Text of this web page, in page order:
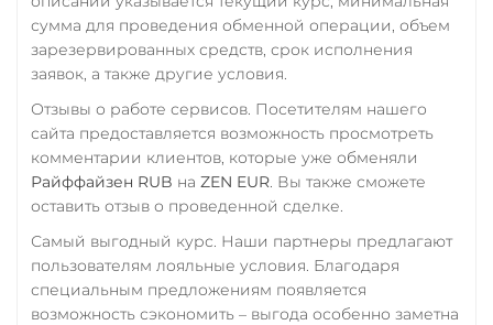
Tron (TRX)
TrueUSD (TUSD)
ERC20
Uniswap (UNI)
ERC20
ERC20 BEP20
AVAX
SOL
CRONOS
ARB
OP
РНКБ RUB
Россельхоз банк RUB
Русский Стандарт RUB
Сбербанк
RUB
СБП RUB
Счет ИП/ООО
EUR CNY
сумма для проведения обменной операции, объем
зарезервированных средств, срок исполнения
заявок, а также другие условия.
Отзывы о работе сервисов. Посетителям нашего
сайта предоставляется возможность просмотреть
комментарии клиентов, которые уже обменяли
Райффайзен RUB на ZEN EUR. Вы также сможете
оставить отзыв о проведенной сделке.
Самый выгодный курс. Наши партнеры предлагают
пользователям лояльные условия. Благодаря
специальным предложениям появляется
возможность сэкономить – выгода особенно заметна